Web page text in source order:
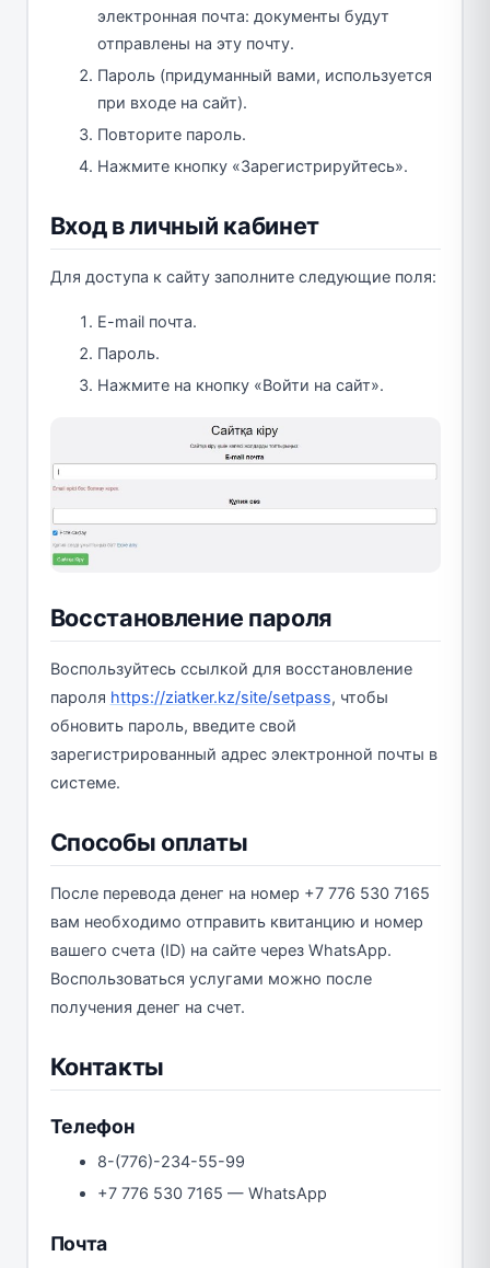
электронная почта: документы будут
отправлены на эту почту.
Пароль (придуманный вами, используется
при входе на сайт).
Повторите пароль.
Нажмите кнопку «Зарегистрируйтесь».
Вход в личный кабинет
Для доступа к сайту заполните следующие поля:
E-mail почта.
Пароль.
Нажмите на кнопку «Войти на сайт».
Восстановление пароля
Воспользуйтесь ссылкой для восстановление
пароля https://ziatker.kz/site/setpass, чтобы
обновить пароль, введите свой
зарегистрированный адрес электронной почты в
системе.
Способы оплаты
После перевода денег на номер +7 776 530 7165
вам необходимо отправить квитанцию ​​и номер
вашего счета (ID) на сайте через WhatsApp.
Воспользоваться услугами можно после
получения денег на счет.
Контакты
Телефон
8-(776)-234-55-99
+7 776 530 7165 — WhatsApp
Почта